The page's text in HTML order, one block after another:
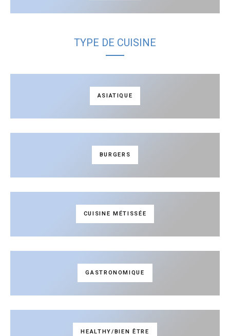
TYPE DE CUISINE
ASIATIQUE
BURGERS
CUISINE MÉTISSÉE
GASTRONOMIQUE
HEALTHY/BIEN ÊTRE